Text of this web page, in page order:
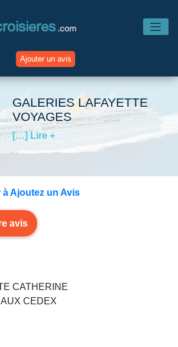
.com
Ajouter un avis
Accueil
Avis Compagnies
Avis Escales
Blog
GALERIES LAFAYETTE
VOYAGES
[…] Lire +
à Ajoutez un Avis
avis
CATHERINE
CEDEX